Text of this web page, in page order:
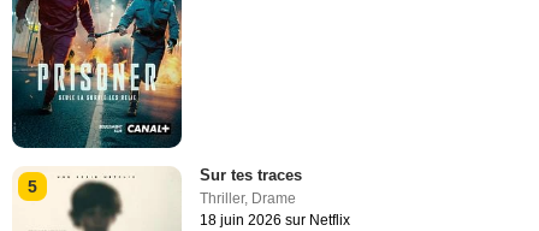
5
Sur tes traces
Thriller, Drame
18 juin 2026 sur Netflix